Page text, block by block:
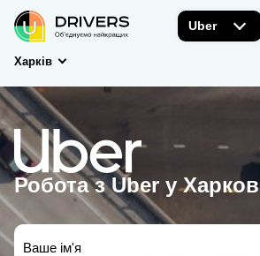
Uber
Харків
Робота з Uber у
Ваше ім'я